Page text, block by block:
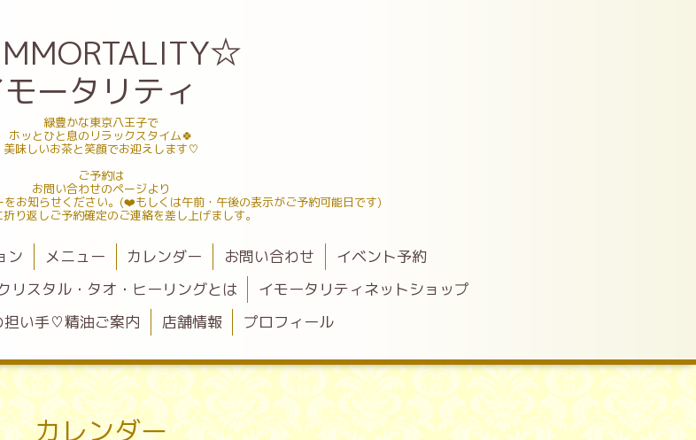
モータリティ
緑豊かな東京八王子で
ホッとひと息のリラックスタイム🍀
美味しいお茶と笑顔でお迎えします♡
ご予約は
お問い合わせのページより
をお知らせください。(❤️もしくは午前・午後の表示がご予約可能日です)
折り返しご予約確定のご連絡を差し上げましす。
ン メニュー カレンダー お問い合わせ
イベント予約
リスタル・タオ・ヒーリングとは
イモータリティネットショップ
担い手♡精油ご案内
店舗情報 プロフィール
カレンダー